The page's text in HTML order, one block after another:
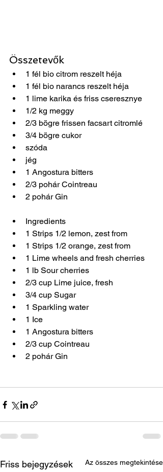
Összetevők
1 fél bio citrom reszelt héja
1 fél bio narancs reszelt héja
1 lime karika és friss cseresznye
1/2 kg meggy
2/3 bögre frissen facsart citromlé
3/4 bögre cukor
szóda
jég
1 Angostura bitters
2/3 pohár Cointreau
2 pohár Gin
Ingredients
1 Strips 1/2 lemon, zest from
1 Strips 1/2 orange, zest from
1 Lime wheels and fresh cherries
1 lb Sour cherries
2/3 cup Lime juice, fresh
3/4 cup Sugar
1 Sparkling water
1 Ice
1 Angostura bitters
2/3 cup Cointreau
2 pohár Gin
Friss bejegyzések Az összes megtekintése